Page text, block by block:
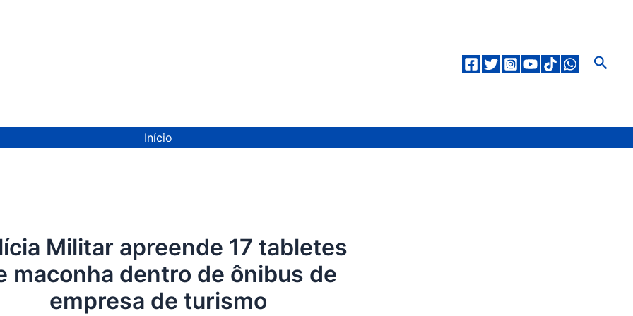
Início
Militar apreende 17 tabletes
maconha dentro de ônibus de
empresa de turismo